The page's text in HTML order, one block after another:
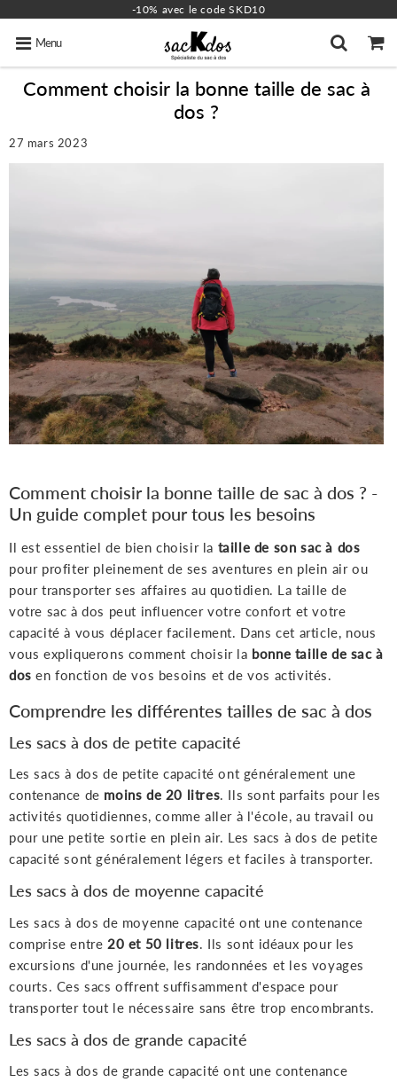
-10% avec le code SKD10
Menu
Comment choisir la bonne taille de sac à
dos ?
27 mars 2023
Comment choisir la bonne taille de sac à dos ? -
Un guide complet pour tous les besoins
Il est essentiel de bien choisir la taille de son sac à dos
pour profiter pleinement de ses aventures en plein air ou
pour transporter ses affaires au quotidien. La taille de
votre sac à dos peut influencer votre confort et votre
capacité à vous déplacer facilement. Dans cet article, nous
vous expliquerons comment choisir la bonne taille de sac à
dos en fonction de vos besoins et de vos activités.
Comprendre les différentes tailles de sac à dos
Les sacs à dos de petite capacité
Les sacs à dos de petite capacité ont généralement une
contenance de moins de 20 litres. Ils sont parfaits pour les
activités quotidiennes, comme aller à l'école, au travail ou
pour une petite sortie en plein air. Les sacs à dos de petite
capacité sont généralement légers et faciles à transporter.
Les sacs à dos de moyenne capacité
Les sacs à dos de moyenne capacité ont une contenance
comprise entre 20 et 50 litres . Ils sont idéaux pour les
excursions d'une journée, les randonnées et les voyages
courts. Ces sacs offrent suffisamment d'espace pour
transporter tout le nécessaire sans être trop encombrants.
Les sacs à dos de grande capacité
Les sacs à dos de grande capacité ont une contenance